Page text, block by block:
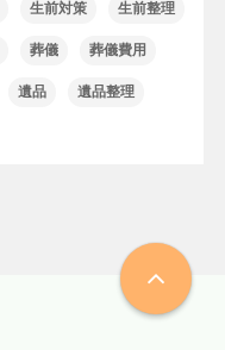
生前対策 生前整理
葬儀 葬儀費用
遺品 遺品整理